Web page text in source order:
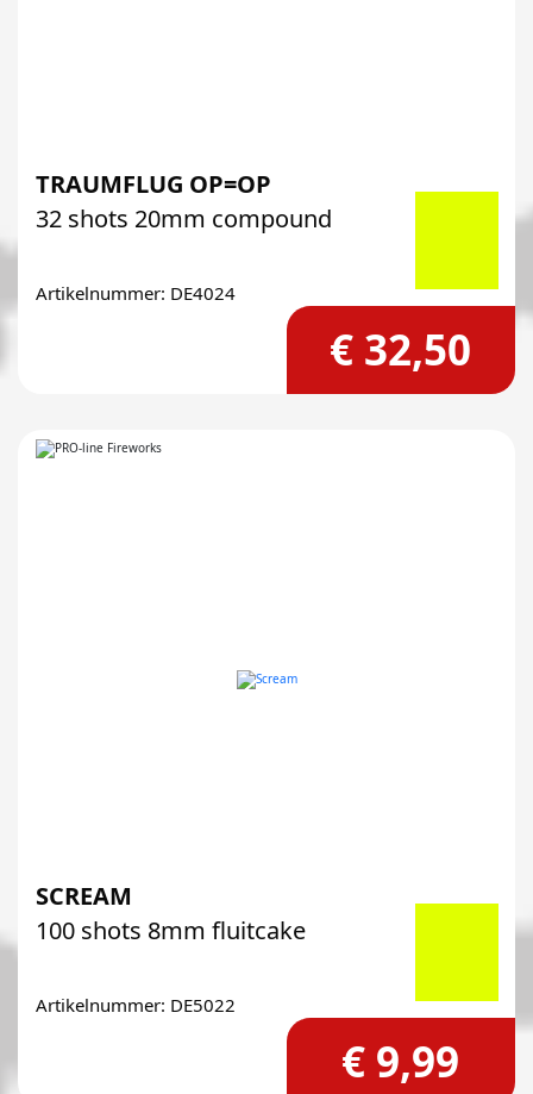
TRAUMFLUG OP=OP
32 shots 20mm compound
Artikelnummer: DE4024
€ 32,50
SCREAM
100 shots 8mm fluitcake
Artikelnummer: DE5022
€ 9,99